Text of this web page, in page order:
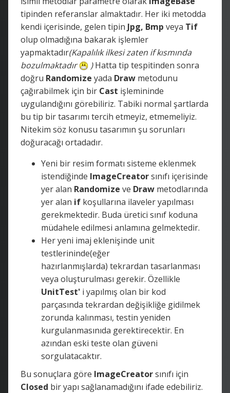
tipinden referanslar almaktadır. Her iki metodda
kendi içerisinde, gelen tipin Jpg, Bmp veya Tif
olup olmadığına bakarak işlemler
yapmaktadır(Kapalılık ilkesi zaten if kısmında
bozulmaktadır
)Hatta tip tespitinden sonra
doğru Randomize yada Draw metodunu
çağırabilmek için bir Cast işlemininde
uygulandığını görebiliriz. Tabiki normal şartlarda
bu tip bir tasarımı tercih etmeyiz, etmemeliyiz.
Nitekim söz konusu tasarımın şu sorunları
doğuracağı ortadadır.
Yeni bir resim formatı sisteme eklenmek
istendiğinde ImageCreatorsınıfı içerisinde
yer alan Randomize ve Draw metodlarında
yer alan if koşullarına ilaveler yapılması
gerekmektedir. Buda üretici sınıf koduna
müdahele edilmesi anlamına gelmektedir.
Her yeni imaj eklenişinde unit
testlerininde(eğer
hazırlanmışlarda) tekrardan tasarlanması
veya oluşturulması gerekir. Özellikle
UnitTest' i yapılmış olan bir kod
parçasında tekrardan değişikliğe gidilmek
zorunda kalınması, testin yeniden
kurgulanmasınıda gerektirecektir. En
azından eski teste olan güveni
sorgulatacaktır.
Bu sonuçlara göre ImageCreatorsınıfı için
Closed bir yapı sağlanamadığını ifade edebiliriz.